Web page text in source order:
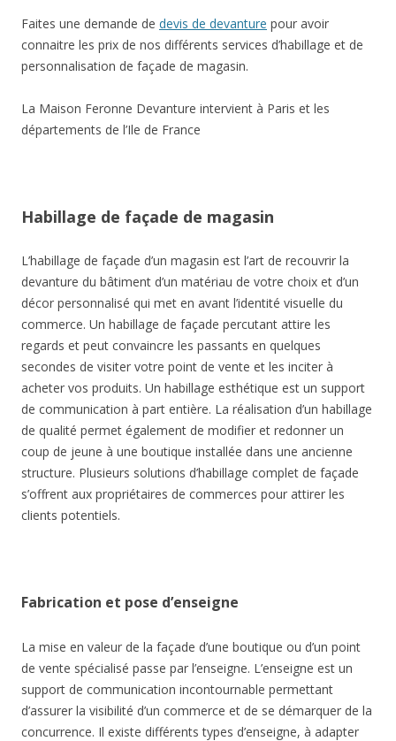
Faites une demande de devis de devanture pour avoir
connaitre les prix de nos différents services d’habillage et de
personnalisation de façade de magasin.
La Maison Feronne Devanture intervient à Paris et les
départements de l’Ile de France
Habillage de façade de magasin
L’habillage de façade d’un magasin est l’art de recouvrir la
devanture du bâtiment d’un matériau de votre choix et d’un
décor personnalisé qui met en avant l’identité visuelle du
commerce. Un habillage de façade percutant attire les
regards et peut convaincre les passants en quelques
secondes de visiter votre point de vente et les inciter à
acheter vos produits. Un habillage esthétique est un support
de communication à part entière. La réalisation d’un habillage
de qualité permet également de modifier et redonner un
coup de jeune à une boutique installée dans une ancienne
structure. Plusieurs solutions d’habillage complet de façade
s’offrent aux propriétaires de commerces pour attirer les
clients potentiels.
Fabrication et pose d’enseigne
La mise en valeur de la façade d’une boutique ou d’un point
de vente spécialisé passe par l’enseigne. L’enseigne est un
support de communication incontournable permettant
d’assurer la visibilité d’un commerce et de se démarquer de la
concurrence. Il existe différents types d’enseigne, à adapter